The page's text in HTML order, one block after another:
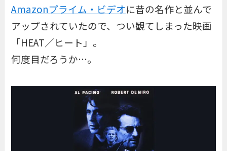
Amazonプライム・ビデオに昔の名作と並んで
アップされていたので、つい観てしまった映画
「HEAT／ヒート 」。
何度目だろうか…。